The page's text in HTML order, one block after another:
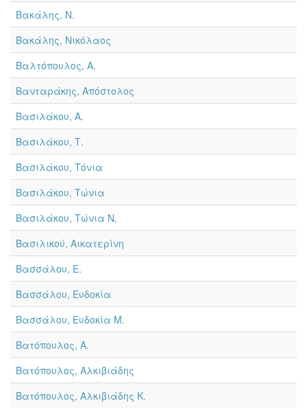
Βακάλης, Ν.
Βακάλης, Νικόλαος
Βαλτόπουλος, Α.
Βανταράκης, Απόστολος
Βασιλάκου, Α.
Βασιλάκου, Τ.
Βασιλάκου, Τόνια
Βασιλάκου, Τώνια
Βασιλάκου, Τώνια Ν.
Βασιλικού, Αικατερίνη
Βασσάλου, Ε.
Βασσάλου, Ευδοκία
Βασσάλου, Ευδοκία Μ.
Βατόπουλος, Α.
Βατόπουλος, Αλκιβιάδης
Βατόπουλος, Αλκιβιάδης Κ.